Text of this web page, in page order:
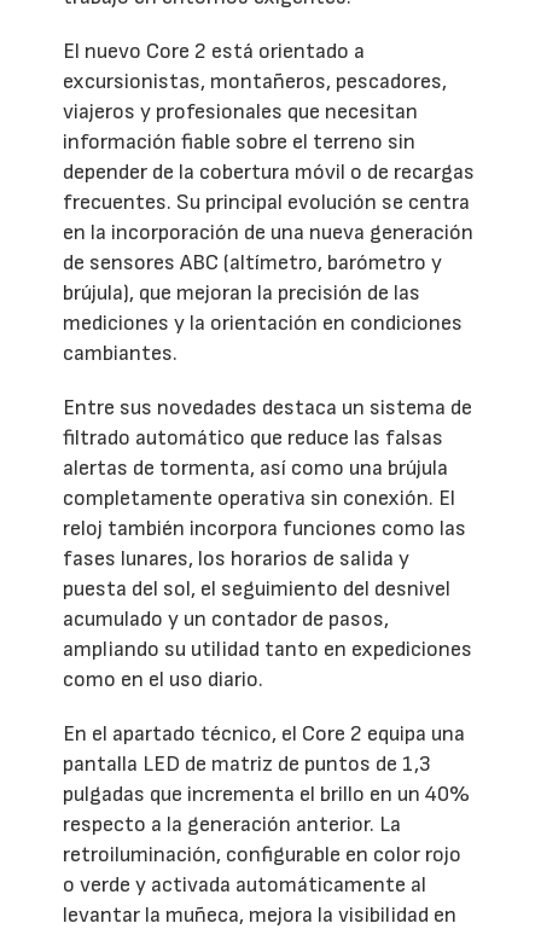
El nuevo Core 2 está orientado a
excursionistas, montañeros, pescadores,
viajeros y profesionales que necesitan
información fiable sobre el terreno sin
depender de la cobertura móvil o de recargas
frecuentes. Su principal evolución se centra
en la incorporación de una nueva generación
de sensores ABC (altímetro, barómetro y
brújula), que mejoran la precisión de las
mediciones y la orientación en condiciones
cambiantes.
Entre sus novedades destaca un sistema de
filtrado automático que reduce las falsas
alertas de tormenta, así como una brújula
completamente operativa sin conexión. El
reloj también incorpora funciones como las
fases lunares, los horarios de salida y
puesta del sol, el seguimiento del desnivel
acumulado y un contador de pasos,
ampliando su utilidad tanto en expediciones
como en el uso diario.
En el apartado técnico, el Core 2 equipa una
pantalla LED de matriz de puntos de 1,3
pulgadas que incrementa el brillo en un 40%
respecto a la generación anterior. La
retroiluminación, configurable en color rojo
o verde y activada automáticamente al
levantar la muñeca, mejora la visibilidad en